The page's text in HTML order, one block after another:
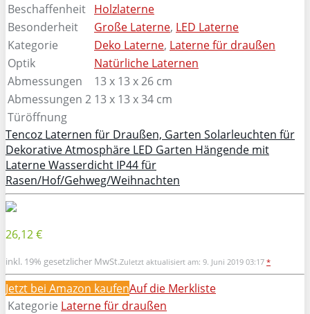
Beschaffenheit Holzlaterne
Besonderheit
Große Laterne, LED Laterne
Kategorie
Deko Laterne, Laterne für draußen
Optik
Natürliche Laternen
Abmessungen
13 x 13 x 26 cm
Abmessungen 2 13 x 13 x 34 cm
Türöffnung
Tencoz Laternen für Draußen, Garten Solarleuchten für
Dekorative Atmosphäre LED Garten Hängende mit
Laterne Wasserdicht IP44 für
Rasen/Hof/Gehweg/Weihnachten
26,12 €
inkl. 19% gesetzlicher MwSt.Zuletzt aktualisiert am: 9. Juni 2019 03:17 *
Jetzt bei Amazon kaufenAuf die Merkliste
Kategorie Laterne für draußen